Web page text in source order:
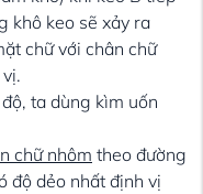
khô keo sẽ xảy ra
chữ với chân chữ
ta dùng kìm uốn
chữ nhôm theo đường
độ dẻo nhất định vị